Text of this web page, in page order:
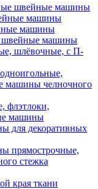
швейные машины
машины
машины
швейные машины
шлёвочные, с П-
машины челночного
флэтлоки,
машины
для декоративных
прямострочные,
стежка
края ткани